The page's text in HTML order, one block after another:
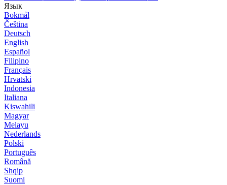
Язык
Bokmål
Čeština
Deutsch
English
Español
Filipino
Français
Hrvatski
Indonesia
Italiana
Kiswahili
Magyar
Melayu
Nederlands
Polski
Português
Română
Shqip
Suomi